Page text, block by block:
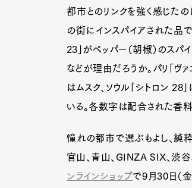
都市とのリンクを強く感じた
の街にインスパイアされた品
23」がペッパー（胡椒）のスパ
などが理由だろうか。パリ「ヴァ
はムスク、ソウル「シトロン
いる。各数字は配合された香料
憧れの都市で選ぶもよし、純
官山、青山、GINZA SIX、渋
ンラインショップで9月30日（